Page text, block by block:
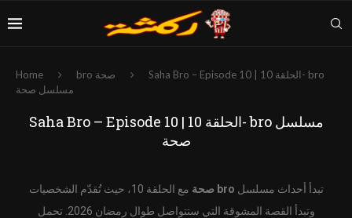
Home bro صحة
Saha Bro – Episode 10 | الحلقة 10- bro
مسلسل صحة
Saha Bro – Episode 10 | الحلقة 10- bro مسلسل
صحة
تبدأ أحداث مسلسل bro صحة
مع الحلقة 10، حيث تُقدّم الشخصيات
وتبدأ القصة المشوقة التي ستتواصل طوال رمضان 2026. تحمل